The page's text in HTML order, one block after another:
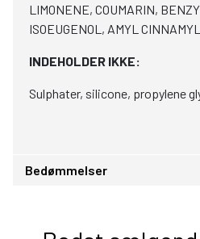
LIMONENE, COUMARIN,
ISOEUGENOL, AMYL
INDEHOLDER IKKE:
Sulphater, silicone, propylene
Bedømmelser